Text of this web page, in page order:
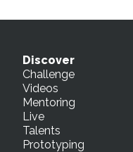
Discover
Challenge
Videos
Mentoring
Live
Talents
Prototyping